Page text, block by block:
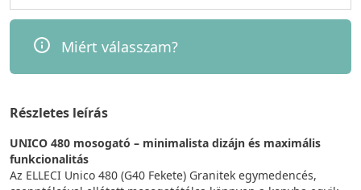
Miért válasszam?
Részletes leírás
UNICO 480 mosogató – minimalista dizájn és maximális
funkcionalitás
Az ELLECI Unico 480 (G40 Fekete) Granitek egymedencés,